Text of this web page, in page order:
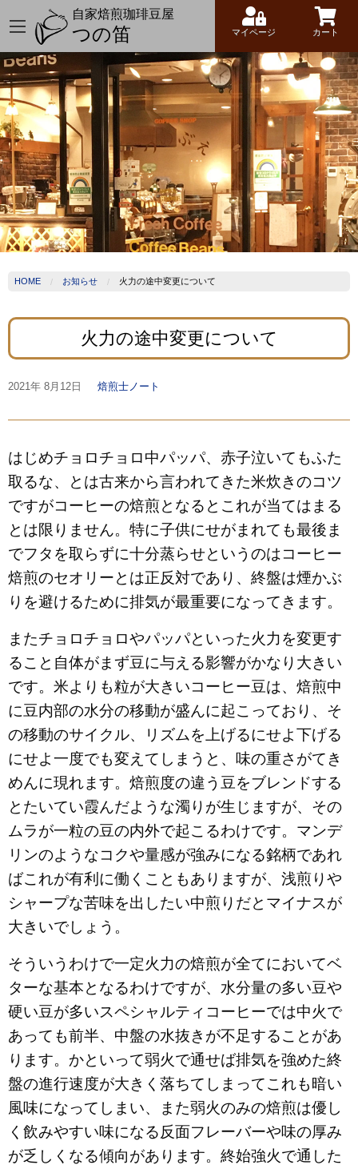
自家焙煎珈琲豆屋
つの笛 マイページ カート
HOME お知らせ 火力の途中変更について
火力の途中変更について
2021年 8月12日 焙煎士ノート
はじめチョロチョロ中パッパ、赤子泣いてもふた
取るな、とは古来から言われてきた米炊きのコツ
ですがコーヒーの焙煎となるとこれが当てはまる
とは限りません。特に子供にせがまれても最後ま
でフタを取らずに十分蒸らせというのはコーヒー
焙煎のセオリーとは正反対であり、終盤は煙かぶ
りを避けるために排気が最重要になってきます。
またチョロチョロやパッパといった火力を変更す
ること自体がまず豆に与える影響がかなり大きい
です。米よりも粒が大きいコーヒー豆は、焙煎中
に豆内部の水分の移動が盛んに起こっており、そ
の移動のサイクル、リズムを上げるにせよ下げる
にせよ一度でも変えてしまうと、味の重さがてき
めんに現れます。焙煎度の違う豆をブレンドする
とたいてい霞んだような濁りが生じますが、その
ムラが一粒の豆の内外で起こるわけです。マンデ
リンのようなコクや量感が強みになる銘柄であれ
ばこれが有利に働くこともありますが、浅煎りや
シャープな苦味を出したい中煎りだとマイナスが
大きいでしょう。
そういうわけで一定火力の焙煎が全てにおいてベ
ターな基本となるわけですが、水分量の多い豆や
硬い豆が多いスペシャルティコーヒーでは中火で
あっても前半、中盤の水抜きが不足することがあ
ります。かといって弱火で通せば排気を強めた終
盤の進行速度が大きく落ちてしまってこれも暗い
風味になってしまい、また弱火のみの焙煎は優し
く飲みやすい味になる反面フレーバーや味の厚み
が乏しくなる傾向があります。終始強火で通した